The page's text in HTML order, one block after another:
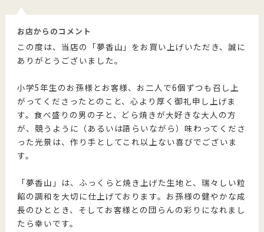
お店からのコメント
この度は、当店の「夢香山」をお買い上げいただき、誠に
ありがとうございました。
小学5年生のお孫様とお客様、お二人で6個ずつも召し上
がってくださったとのこと、心より厚く御礼申し上げま
す。食べ盛りの男の子と、どら焼きが大好きな大人の方
が、競うように（あるいは語らいながら）味わってくださ
った光景は、作り手としてこれ以上ない喜びでございま
す。
「夢香山」は、ふっくらと焼き上げた生地と、瑞々しい粒
餡の調和を大切に仕上げております。お孫様の健やかな成
長のひととき、そしてお客様との団らんの彩りになれまし
たら幸いです。